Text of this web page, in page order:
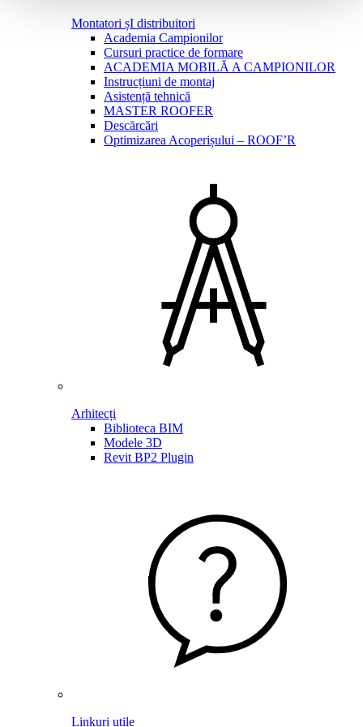
Montatori șI distribuitori
Academia Campionilor
Cursuri practice de formare
ACADEMIA MOBILĂ A CAMPIONILOR
Instrucțiuni de montaj
Asistență tehnică
MASTER ROOFER
Descărcări
Optimizarea Acoperișului – ROOF’R
Arhitecți
Biblioteca BIM
Modele 3D
Revit BP2 Plugin
Linkuri utile